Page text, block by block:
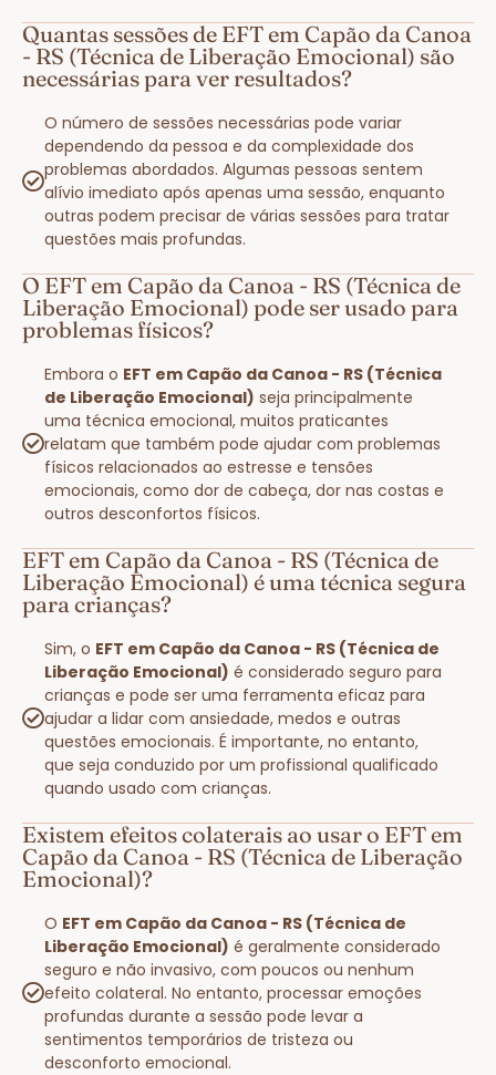
Quantas sessões de EFT em Capão da Canoa
- RS (Técnica de Liberação Emocional) são
necessárias para ver resultados?
O número de sessões necessárias pode variar
dependendo da pessoa e da complexidade dos
problemas abordados. Algumas pessoas sentem
alívio imediato após apenas uma sessão, enquanto
outras podem precisar de várias sessões para tratar
questões mais profundas.
O EFT em Capão da Canoa - RS (Técnica de
Liberação Emocional) pode ser usado para
problemas físicos?
Embora o EFT em Capão da Canoa - RS (Técnica
de Liberação Emocional) seja principalmente
uma técnica emocional, muitos praticantes
relatam que também pode ajudar com problemas
físicos relacionados ao estresse e tensões
emocionais, como dor de cabeça, dor nas costas e
outros desconfortos físicos.
EFT em Capão da Canoa - RS (Técnica de
Liberação Emocional) é uma técnica segura
para crianças?
Sim, o EFT em Capão da Canoa - RS (Técnica de
Liberação Emocional) é considerado seguro para
crianças e pode ser uma ferramenta eficaz para
ajudar a lidar com ansiedade, medos e outras
questões emocionais. É importante, no entanto,
que seja conduzido por um profissional qualificado
quando usado com crianças.
Existem efeitos colaterais ao usar o EFT em
Capão da Canoa - RS (Técnica de Liberação
Emocional)?
O EFT em Capão da Canoa - RS (Técnica de
Liberação Emocional) é geralmente considerado
seguro e não invasivo, com poucos ou nenhum
efeito colateral. No entanto, processar emoções
profundas durante a sessão pode levar a
sentimentos temporários de tristeza ou
desconforto emocional.